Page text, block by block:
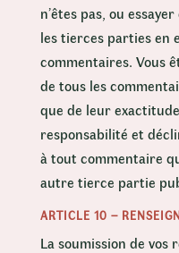
n’êtes pas, ou
les tierces parties en
commentaires. Vous
de tous les
que de leur
responsabilité et
à tout commentaire
autre tierce partie
ARTICLE 10 –
La soumission de vos